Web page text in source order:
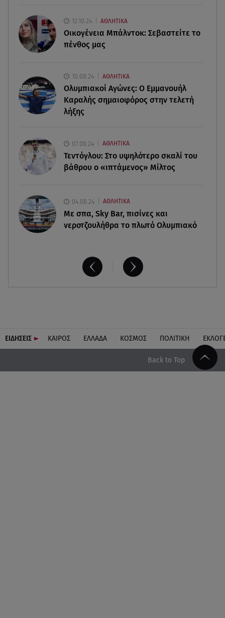
μου έδωσε ένα μαγικό χαλί»
09.08.26 , 13:15
09.08.26 , 12:54
Βαλέρια Χοψονίδου: Βάφτισε τον γιο της στη
Βουλιαγμένη - Το όνομα που πήρε
09.08.26 , 12:44
Ερυθρός Σταυρός: Άγρια επίθεση σε νοσηλεύτρια
στα Επείγοντα
12.10.24 ΑΘΛΗΤΙΚΑ
Οικογένεια Μπάλντοκ: Σεβαστείτε το
πένθος μας
10.08.24 ΑΘΛΗΤΙΚΑ
Ολυμπιακοί Αγώνες: Ο Εμμανουήλ
Καραλής σημαιοφόρος στην τελετή
λήξης
07.08.24 ΑΘΛΗΤΙΚΑ
Τεντόγλου: Στο υψηλότερο σκαλί του
βάθρου ο «ιπτάμενος» Μίλτος
04.08.24 ΑΘΛΗΤΙΚΑ
Με σπα, Sky Bar, πισίνες και
νεροτζουλήθρα το πλωτό Ολυμπιακό
ΕΙΔΗΣΕΙΣ ΚΑΙΡΟΣ ΕΛΛΑΔΑ ΚΟΣΜΟΣ ΠΟΛΙΤΙΚΗ
Back to Top